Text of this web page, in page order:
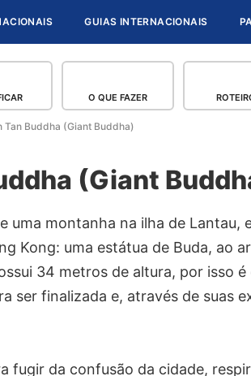
GUIAS INTERNACIONAIS
O QUE FAZER
Tan Buddha (Giant Buddha)
(Giant
uma montanha na ilha de Lantau,
Kong: uma estátua de Buda, ao
34 metros de altura, por isso
ser finalizada e, através de suas
fugir da confusão da cidade,